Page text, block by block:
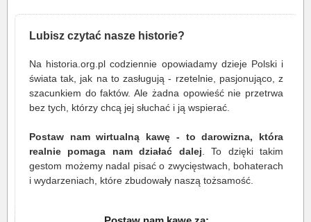
Lubisz czytać nasze historie?
Na historia.org.pl codziennie opowiadamy dzieje Polski i
świata tak, jak na to zasługują - rzetelnie, pasjonująco, z
szacunkiem do faktów. Ale żadna opowieść nie przetrwa
bez tych, którzy chcą jej słuchać i ją wspierać.
Postaw nam wirtualną kawę - to darowizna, która
realnie pomaga nam działać dalej . To dzięki takim
gestom możemy nadal pisać o zwycięstwach, bohaterach
i wydarzeniach, które zbudowały naszą tożsamość.